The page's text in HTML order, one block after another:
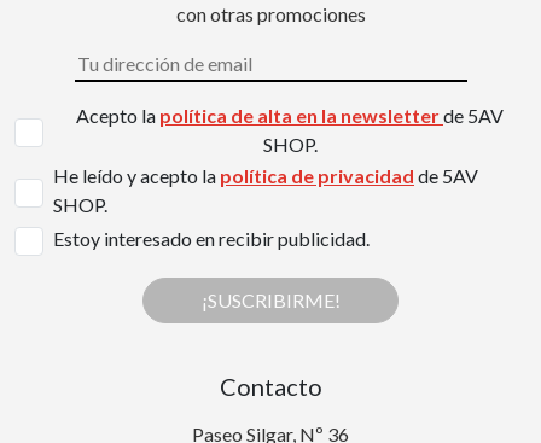
con otras promociones
Acepto la política de alta en la newsletterde 5AV
SHOP.
He leído y acepto la política de privacidad de 5AV
SHOP.
Estoy interesado en recibir publicidad.
¡SUSCRIBIRME!
Contacto
Paseo Silgar, Nº 36